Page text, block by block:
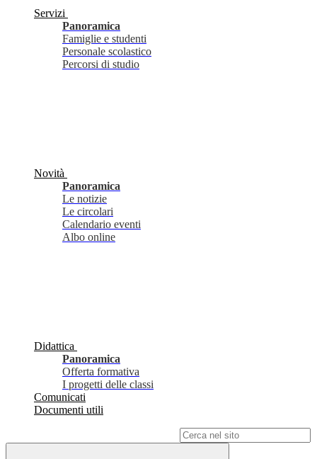
Servizi
Panoramica
Famiglie e studenti
Personale scolastico
Percorsi di studio
Novità
Panoramica
Le notizie
Le circolari
Calendario eventi
Albo online
Didattica
Panoramica
Offerta formativa
I progetti delle classi
Comunicati
Documenti utili